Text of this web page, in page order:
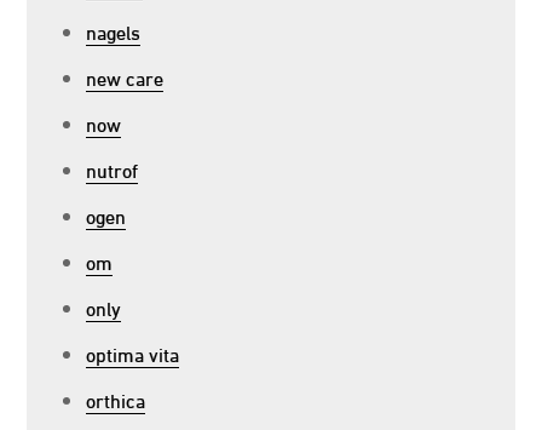
nagels
new care
now
nutrof
ogen
om
only
optima vita
orthica